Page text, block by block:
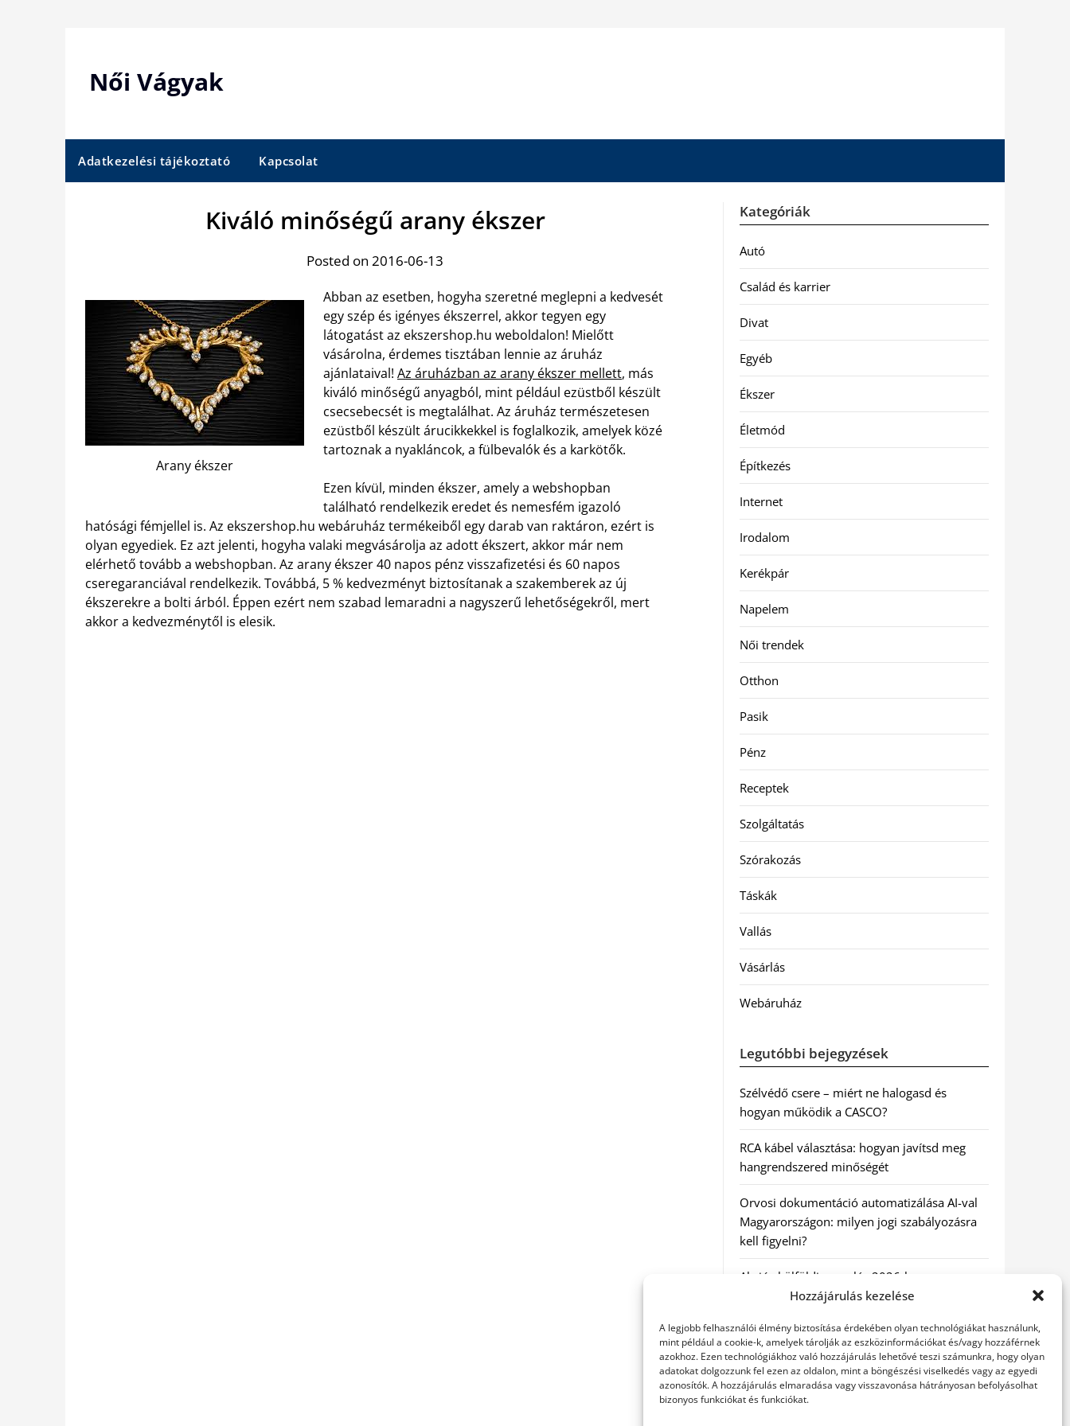
Hozzájárulás kezelése
A legjobb felhasználói élmény biztosítása érdekében olyan technológiákat használunk,
mint például a cookie-k, amelyek tárolják az eszközinformációkat és/vagy hozzáférnek
azokhoz. Ezen technológiákhoz való hozzájárulás lehetővé teszi számunkra, hogy olyan
adatokat dolgozzunk fel ezen az oldalon, mint a böngészési viselkedés vagy az egyedi
azonosítók. A hozzájárulás elmaradása vagy visszavonása hátrányosan befolyásolhat
bizonyos funkciókat és funkciókat.
Női Vágyak
Adatkezelési tájékoztató Kapcsolat
Kiváló minőségű arany ékszer
Posted on 2016-06-13
Arany ékszer
Abban az esetben, hogyha szeretné meglepni a kedvesét
egy szép és igényes ékszerrel, akkor tegyen egy
látogatást az ekszershop.hu weboldalon! Mielőtt
vásárolna, érdemes tisztában lennie az áruház
ajánlataival! Az áruházban az arany ékszer mellett, más
kiváló minőségű anyagból, mint például ezüstből készült
csecsebecsét is megtalálhat. Az áruház természetesen
ezüstből készült árucikkekkel is foglalkozik, amelyek közé
tartoznak a nyakláncok, a fülbevalók és a karkötők.
Ezen kívül, minden ékszer, amely a webshopban
található rendelkezik eredet és nemesfém igazoló
hatósági fémjellel is. Az ekszershop.hu webáruház termékeiből egy darab van raktáron, ezért is
olyan egyediek. Ez azt jelenti, hogyha valaki megvásárolja az adott ékszert, akkor már nem
elérhető tovább a webshopban. Az arany ékszer 40 napos pénz visszafizetési és 60 napos
cseregaranciával rendelkezik. Továbbá, 5 % kedvezményt biztosítanak a szakemberek az új
ékszerekre a bolti árból. Éppen ezért nem szabad lemaradni a nagyszerű lehetőségekről, mert
akkor a kedvezménytől is elesik.
Kategóriák
Autó
Család és karrier
Divat
Egyéb
Ékszer
Életmód
Építkezés
Internet
Irodalom
Kerékpár
Napelem
Női trendek
Otthon
Pasik
Pénz
Receptek
Szolgáltatás
Szórakozás
Táskák
Vallás
Vásárlás
Webáruház
Legutóbbi bejegyzések
Szélvédő csere – miért ne halogasd és
hogyan működik a CASCO?
RCA kábel választása: hogyan javítsd meg
hangrendszered minőségét
Orvosi dokumentáció automatizálása AI-val
Magyarországon: milyen jogi szabályozásra
kell figyelni?
Akciós külföldi nyaralás 2026-ban
előfoglalással: mit ellenőrizz az ár mellett?
A Kassai Irodaház modern munkakörnyezetet
biztosít
KERESÉS: